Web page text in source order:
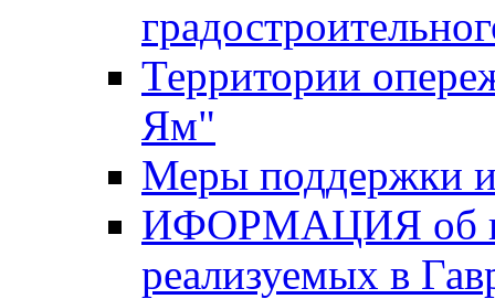
Территории
Ям"
Меры поддержки
ИФОРМАЦИЯ об
реализуемых в